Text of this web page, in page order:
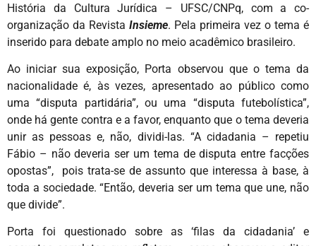
História da Cultura Jurídica – UFSC/CNPq, com a co-
organização da Revista Insieme. Pela primeira vez o tema é
inserido para debate amplo no meio acadêmico brasileiro.
Ao iniciar sua exposição, Porta observou que o tema da
nacionalidade é, às vezes, apresentado ao público como
uma “disputa partidária”, ou uma “disputa futebolística”,
onde há gente contra e a favor, enquanto que o tema deveria
unir as pessoas e, não, dividi-las. “A cidadania – repetiu
Fábio – não deveria ser um tema de disputa entre facções
opostas”, pois trata-se de assunto que interessa à base, à
toda a sociedade. “Então, deveria ser um tema que une, não
que divide”.
Porta foi questionado sobre as ‘filas da cidadania’ e